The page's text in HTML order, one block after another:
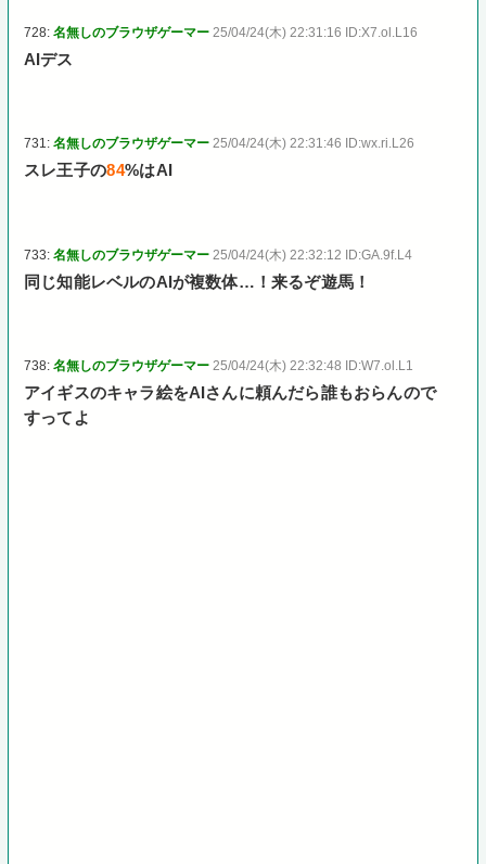
728:名無しのブラウザゲーマー 25/04/24(木) 22:31:16 ID:X7.ol.L16
AIデス
731:名無しのブラウザゲーマー 25/04/24(木) 22:31:46 ID:wx.ri.L26
スレ王子の84%はAI
733:名無しのブラウザゲーマー 25/04/24(木) 22:32:12 ID:GA.9f.L4
同じ知能レベルのAIが複数体…！来るぞ遊馬！
738:名無しのブラウザゲーマー 25/04/24(木) 22:32:48 ID:W7.ol.L1
アイギスのキャラ絵をAIさんに頼んだら誰もおらんので
すってよ